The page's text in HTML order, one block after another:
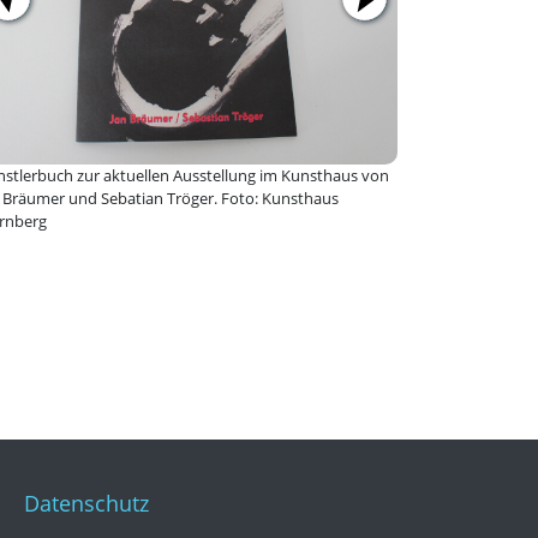
zur aktuellen Ausstellung im Kunsthaus von
Bräumer und Sebatian Tröger. Foto: Kunsthaus
Datenschutz